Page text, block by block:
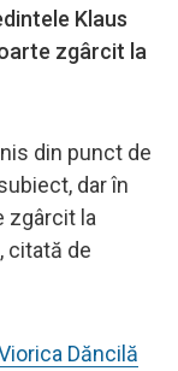
Klaus
zgârcit la
din punct de
dar în
zgârcit la
citată de
Dăncilă